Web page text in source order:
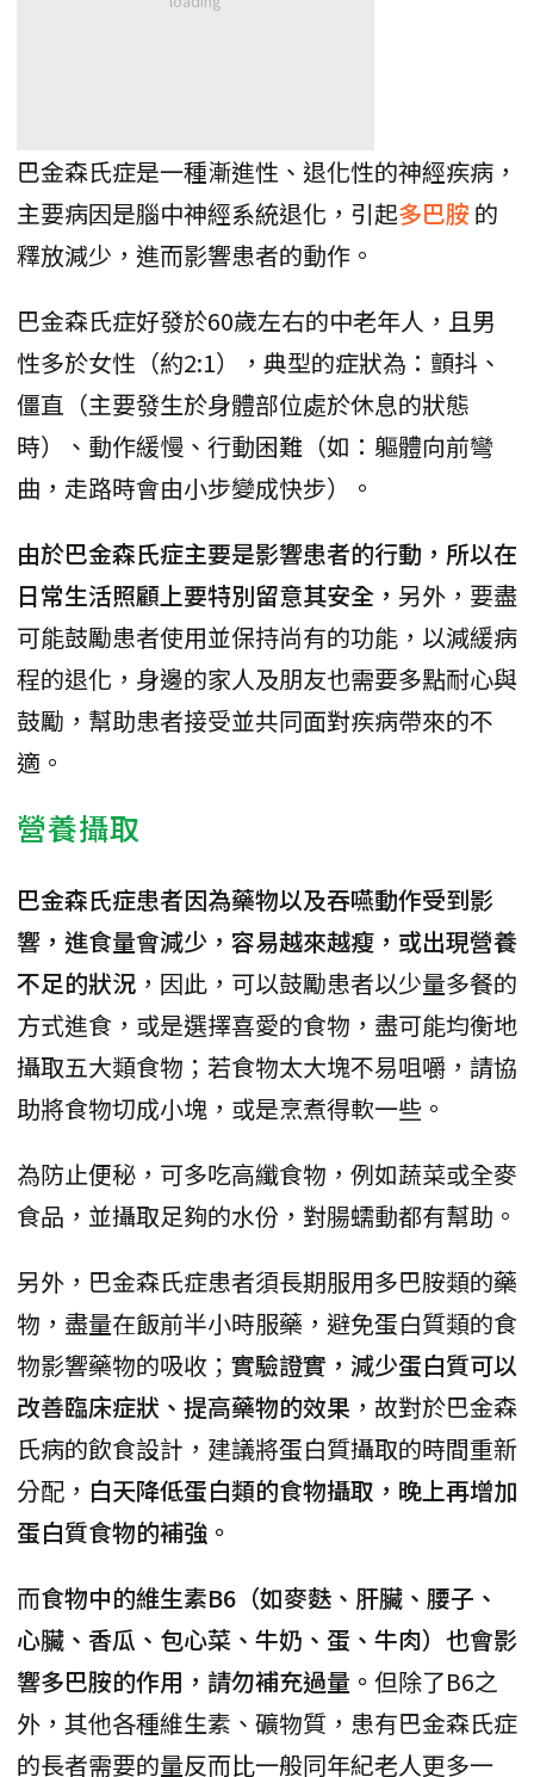
巴金森氏症是一種漸進性、退化性的神經疾病，
主要病因是腦中神經系統退化，引起多巴胺 的
釋放減少，進而影響患者的動作。
巴金森氏症好發於60歲左右的中老年人，且男
性多於女性（約2:1），典型的症狀為：顫抖、
僵直（主要發生於身體部位處於休息的狀態
時）、動作緩慢、行動困難（如：軀體向前彎
曲，走路時會由小步變成快步）。
由於巴金森氏症主要是影響患者的行動，所以在
日常生活照顧上要特別留意其安全， 另外，要盡
可能鼓勵患者使用並保持尚有的功能，以減緩病
程的退化，身邊的家人及朋友也需要多點耐心與
鼓勵，幫助患者接受並共同面對疾病帶來的不
適。
營養攝取
巴金森氏症患者因為藥物以及吞嚥動作受到影
響，進食量會減少，容易越來越瘦，或出現營養
不足的狀況 ，因此，可以鼓勵患者以少量多餐的
方式進食，或是選擇喜愛的食物，盡可能均衡地
攝取五大類食物；若食物太大塊不易咀嚼，請協
助將食物切成小塊，或是烹煮得軟一些。
為防止便秘，可多吃高纖食物，例如蔬菜或全麥
食品，並攝取足夠的水份，對腸蠕動都有幫助。
另外，巴金森氏症患者須長期服用多巴胺類的藥
物，盡量在飯前半小時服藥，避免蛋白質類的食
物影響藥物的吸收； 實驗證實，減少蛋白質可以
改善臨床症狀、提高藥物的效果 ，故對於巴金森
氏病的飲食設計，建議將蛋白質攝取的時間重新
分配， 白天降低蛋白類的食物攝取，晚上再增加
蛋白質食物的補強。
而食物中的維生素B6（如麥麩、肝臟、腰子、
心臟、香瓜、包心菜、牛奶、蛋、牛肉）也會影
響多巴胺的作用，請勿補充過量。 但除了B6之
外，其他各種維生素、礦物質，患有巴金森氏症
的長者需要的量反而比一般同年紀老人更多一